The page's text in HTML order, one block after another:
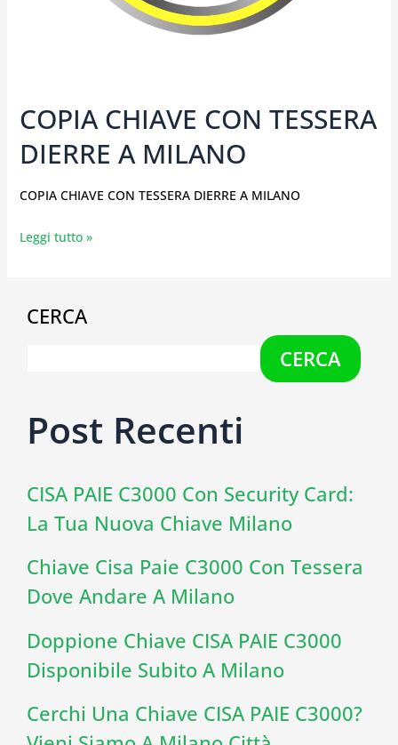
COPIA CHIAVE CON TESSERA
DIERRE A MILANO
COPIA CHIAVE CON TESSERA DIERRE A MILANO
Leggi tutto »
CERCA
CERCA
Post Recenti
CISA PAIE C3000 Con Security Card:
La Tua Nuova Chiave Milano
Chiave Cisa Paie C3000 Con Tessera
Dove Andare A Milano
Doppione Chiave CISA PAIE C3000
Disponibile Subito A Milano
Cerchi Una Chiave CISA PAIE C3000?